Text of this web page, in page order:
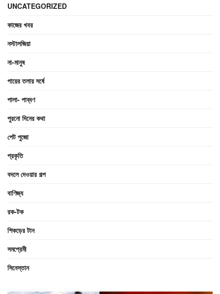
UNCATEGORIZED
কাজের খবর
নস্টালজিয়া
না-মানুষ
পায়ের তলায় সর্ষে
পালা- পাব্বণ
পুরনো দিনের কথা
পেট পুজো
প্রকৃতি
বদলে দেওয়ার গল্প
বাণিজ্য
রক-টক
শিকড়ের টান
সমপ্রেমী
সিনেস্তান